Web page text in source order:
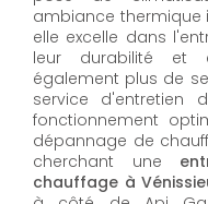
ambiance thermique
elle excelle dans
leur durabilité et
également plus de
service d'entretien
fonctionnement
dépannage de
cherchant une
chauffage à